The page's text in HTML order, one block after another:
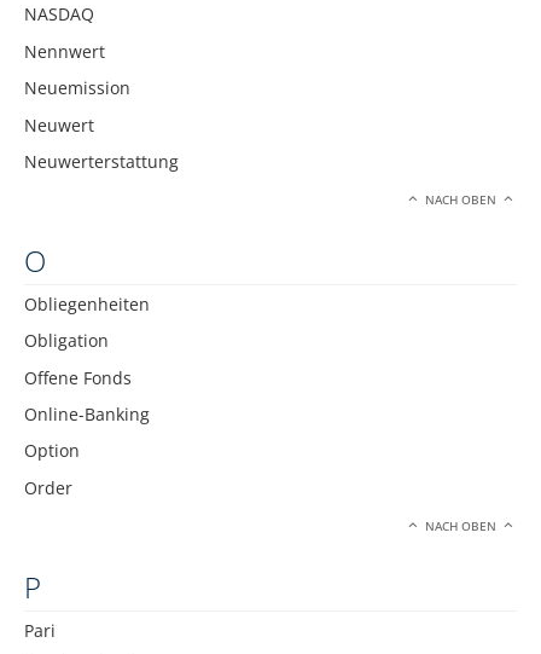
NASDAQ
Nennwert
Neuemission
Neuwert
Neuwerterstattung
NACH OBEN
O
Obliegenheiten
Obligation
Offene Fonds
Online-Banking
Option
Order
NACH OBEN
P
Pari